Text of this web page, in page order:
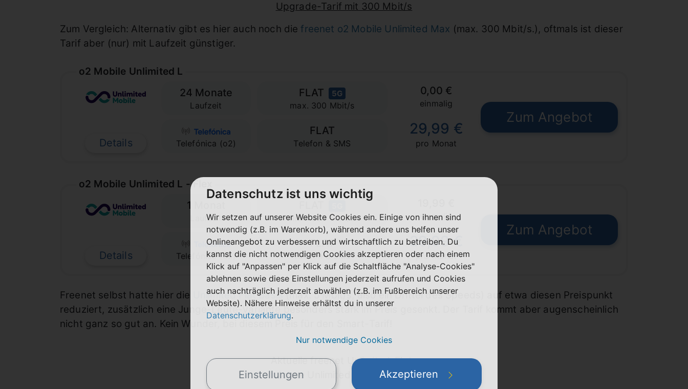
Upgrade-Tarif mit 300 Mbit/s
Zum Vergleich: Alternativ gibt es hier auch noch die freenet o2 Mobile Unlimited Max (max. 300 Mbit/s.), oftmals ist dieser
Tarif aber (nur) mit Laufzeit günstiger.
o2 Mobile Unlimited L
Details
24 Monate
Laufzeit
Telefónica (o2)
FLAT 5G
max. 300 Mbit/s
FLAT
Telefon & SMS
0,00 €
einmalig
29,99 €
pro Monat
Zum Angebot
o2 Mobile Unlimited L - Flex
Details
1 Monat
Laufzeit
Telefónica (o2)
max. 300 Mbit/s
FLAT
Telefon & SMS
einmalig
29,99 €
pro Monat
Zum Angebot
Freenet selbst hatte hier die Unlimited Flat Basis(max. 5 Mbit/s, also ein Drittel des Speeds) auf etwa diesen Preispunkt
reduziert, zusätzlich eine Junge-Leute-Variante besonders stark im Preis gesenkt. Der Tarif kommt aber augenscheinlich
nicht ganz so gut an. Kein Wunder, bei diesem Preis für den Smart-Tarif!
Aktuelle freenet Unlimited-Flats
(ohne Unlimited on Demand)
Datenschutz ist uns wichtig
Wir setzen auf unserer Website Cookies ein. Einige von ihnen sind
notwendig (z.B. im Warenkorb), während andere uns helfen unser
Onlineangebot zu verbessern und wirtschaftlich zu betreiben. Du
kannst die nicht notwendigen Cookies akzeptieren oder nach einem
Klick auf "Anpassen" per Klick auf die Schaltfläche "Analyse-Cookies"
ablehnen sowie diese Einstellungen jederzeit aufrufen und Cookies
auch nachträglich jederzeit abwählen (z.B. im Fußbereich unserer
Website). Nähere Hinweise erhältst du in unserer
Datenschutzerklärung.
Nur notwendige Cookies
Einstellungen Akzeptieren